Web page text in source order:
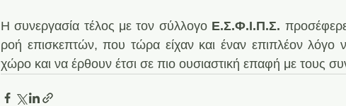
Η συνεργασία τέλος με τον σύλλογο Ε.Σ.Φ.Ι.Π.Σ.
ροή επισκεπτών, που τώρα είχαν και έναν επιπλέον λόγο
χώρο και να έρθουν έτσι σε πιο ουσιαστική επαφή με τους